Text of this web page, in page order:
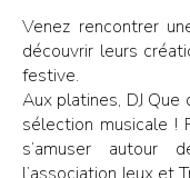
Venez rencontrer
découvrir leurs
festive.
Aux platines, DJ
sélection musicale !
s’amuser autour